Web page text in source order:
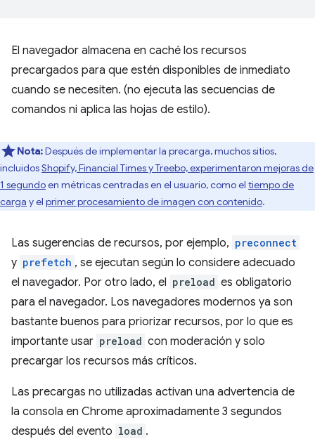
El navegador almacena en caché los recursos
precargados para que estén disponibles de inmediato
cuando se necesiten. (no ejecuta las secuencias de
comandos ni aplica las hojas de estilo).
Nota:Después de implementar la precarga, muchos sitios,
incluidosShopify, Financial Times y Treebo, experimentaron mejoras de
1 segundoen métricas centradas en el usuario, como el tiempo de
carga y el primer procesamiento de imagen con contenido.
Las sugerencias de recursos, por ejemplo, preconnect
y prefetch , se ejecutan según lo considere adecuado
el navegador. Por otro lado, el preload es obligatorio
para el navegador. Los navegadores modernos ya son
bastante buenos para priorizar recursos, por lo que es
importante usar preload con moderación y solo
precargar los recursos más críticos.
Las precargas no utilizadas activan una advertencia de
la consola en Chrome aproximadamente 3 segundos
después del evento load .